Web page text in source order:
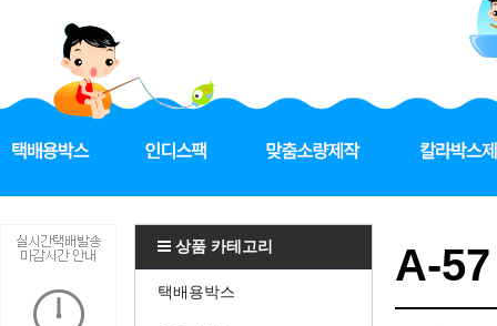
상품 카테고리
택배용박스
A-